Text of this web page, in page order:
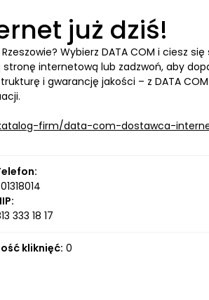
już dziś!
Wybierz DATA COM i ciesz
internetową lub zadzwoń, aby
i gwarancję jakości – z DATA
firm/data-com-dostawca-
333 18 17
kliknięć: 0